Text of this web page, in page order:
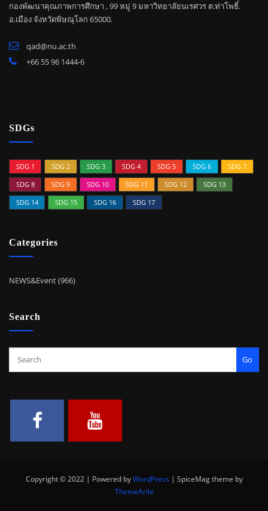
กองพัฒนาคุณภาพการศึกษา , 99 หมู่ 9 มหาวิทยาลัยนเรศวร ต.ท่าโพธิ์.
อ.เมือง จังหวัดพิษณุโลก 65000.
qad@nu.ac.th
+66 55 96 1444-6
SDGs
SDG 1 SDG 2 SDG 3 SDG 4 SDG 5 SDG 6
SDG 7
SDG 8
SDG 9 SDG 10 SDG 11 SDG 12
SDG 13
SDG 14
SDG 15 SDG 16 SDG 17
Categories
NEWS&Event (966)
Search
Go
Copyright © 2022 | Powered byWordPress | SpiceMag theme by
ThemeArile